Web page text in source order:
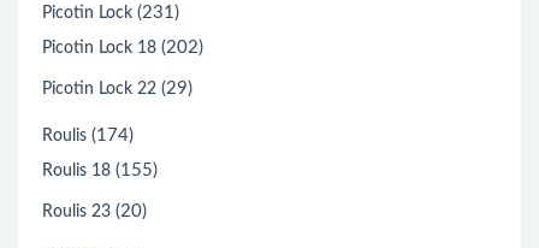
Picotin Lock (231)
Picotin Lock 18 (202)
Picotin Lock 22 (29)
Roulis (174)
Roulis 18 (155)
Roulis 23 (20)